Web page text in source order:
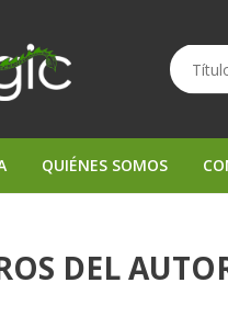
QUIÉNES SOMOS
DEL